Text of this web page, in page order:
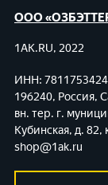
ООО
1AK.RU, 2022
ИНН: 7811753424
196240, Россия,
вн. тер. г.
Кубинская, д.
shop@1ak.ru